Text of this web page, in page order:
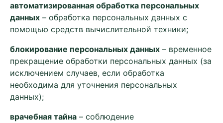
автоматизированная обработка персональных
данных – обработка персональных данных с
помощью средств вычислительной техники;
блокирование персональных данных – временное
прекращение обработки персональных данных (за
исключением случаев, если обработка
необходима для уточнения персональных
данных);
врачебная тайна – соблюдение